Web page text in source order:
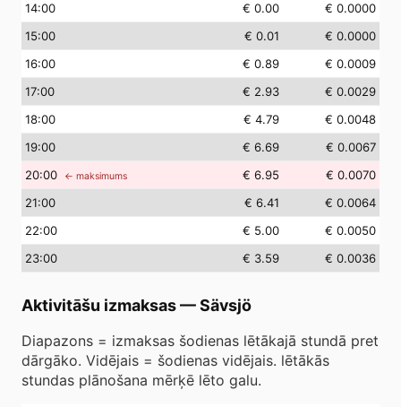
14:00 € 0.00
€ 0.0000
15:00 € 0.01
€ 0.0000
16:00 € 0.89
€ 0.0009
17:00 € 2.93
€ 0.0029
18:00 € 4.79
€ 0.0048
19:00 € 6.69
€ 0.0067
20:00 ← maksimums € 6.95
€ 0.0070
21:00 € 6.41
€ 0.0064
22:00 € 5.00
€ 0.0050
23:00 € 3.59 € 0.0036
Aktivitāšu izmaksas—Sävsjö
Diapazons = izmaksas šodienas lētākajā stundā pret
dārgāko. Vidējais = šodienas vidējais. lētākās
stundas plānošana mērķē lēto galu.